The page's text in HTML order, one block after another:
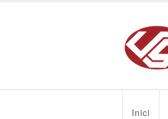
Inici